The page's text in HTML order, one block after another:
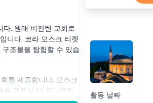
. 원래 비잔틴 교회로
니다. 코라 모스크 티켓
조물을 탐험할 수 있습
를 제공합니다. 모스크
매료시킵니다. 코라
활동 날짜